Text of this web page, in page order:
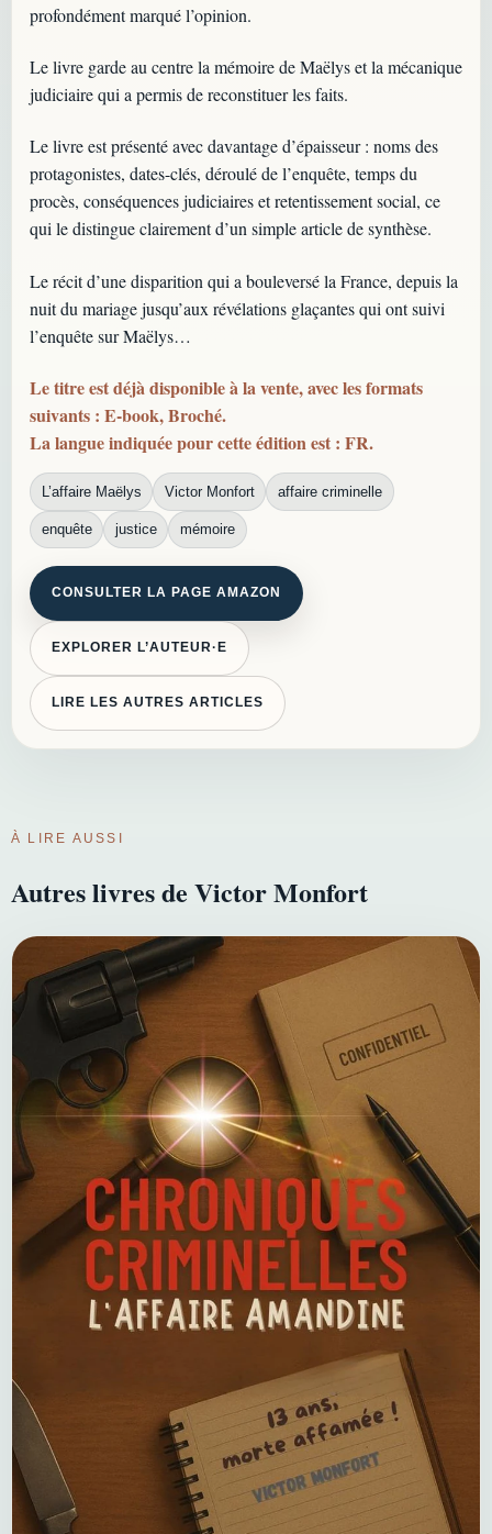
profondément marqué l’opinion.
Le livre garde au centre la mémoire de Maëlys et la mécanique
judiciaire qui a permis de reconstituer les faits.
Le livre est présenté avec davantage d’épaisseur : noms des
protagonistes, dates-clés, déroulé de l’enquête, temps du
procès, conséquences judiciaires et retentissement social, ce
qui le distingue clairement d’un simple article de synthèse.
Le récit d’une disparition qui a bouleversé la France, depuis la
nuit du mariage jusqu’aux révélations glaçantes qui ont suivi
l’enquête sur Maëlys…
Le titre est déjà disponible à la vente, avec les formats
suivants : E-book, Broché.
La langue indiquée pour cette édition est : FR.
L’affaire Maëlys Victor Monfort affaire criminelle
enquête justice mémoire
CONSULTER LA PAGE AMAZON
EXPLORER L’AUTEUR·E
LIRE LES AUTRES ARTICLES
À LIRE AUSSI
Autres livres de Victor Monfort